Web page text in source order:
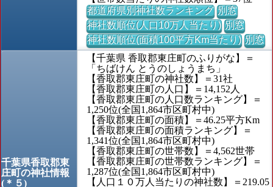
都道府県別神社数ランキング 別窓
神社数順位(人口10万人当たり) 別窓
神社数順位(面積100平方Km当たり) 別窓
千葉県香取郡東
庄町の神社情報
(＊５)
【千葉県 香取郡東庄町のふりがな】＝
「ちばけん とうのしょうまち」
【香取郡東庄町の神社数】＝31社
【香取郡東庄町の人口】＝14,152人
【香取郡東庄町の人口数ランキング】＝
1,250位(全国1,864市区町村中)
【香取郡東庄町の面積】＝46.25平方Km
【香取郡東庄町の面積ランキング】＝
1,341位(全国1,864市区町村中)
【香取郡東庄町の世帯数】＝4,562世帯
【香取郡東庄町の世帯数ランキング】＝
1,287位(全国1,864市区町村中)
【人口１０万人当たりの神社数】＝219.05